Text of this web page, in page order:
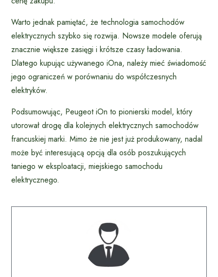
Warto jednak pamiętać, że technologia samochodów
elektrycznych szybko się rozwija. Nowsze modele oferują
znacznie większe zasięgi i krótsze czasy ładowania.
Dlatego kupując używanego iOna, należy mieć świadomość
jego ograniczeń w porównaniu do współczesnych
elektryków.
Podsumowując, Peugeot iOn to pionierski model, który
utorował drogę dla kolejnych elektrycznych samochodów
francuskiej marki. Mimo że nie jest już produkowany, nadal
może być interesującą opcją dla osób poszukujących
taniego w eksploatacji, miejskiego samochodu
elektrycznego.